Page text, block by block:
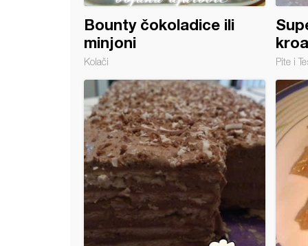
Bounty čokoladice ili
minjoni
Kolači Pite i
torta sa krem bananicama